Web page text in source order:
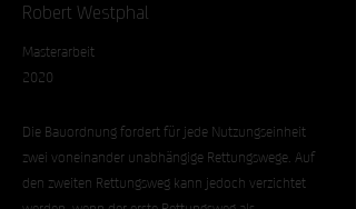
Robert Westphal
Masterarbeit
2020
Die Bauordnung fordert für jede Nutzungseinheit
zwei voneinander unabhängige Rettungswege. Auf
den zweiten Rettungsweg kann jedoch verzichtet